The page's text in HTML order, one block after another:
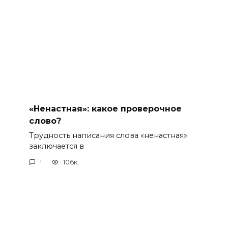
«Ненастная»: какое проверочное
слово?
Трудность написания слова «ненастная»
заключается в
1 106к.